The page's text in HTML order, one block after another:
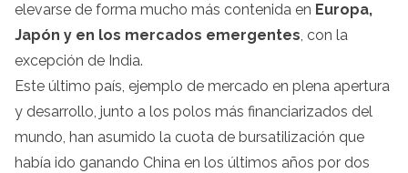
elevarse de forma mucho más contenida en Europa,
Japón y en los mercados emergentes, con la
excepción de India.
Este último país, ejemplo de mercado en plena apertura
y desarrollo, junto a los polos más financiarizados del
mundo, han asumido la cuota de bursatilización que
había ido ganando China en los últimos años por dos